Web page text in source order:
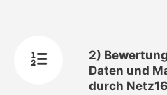
2)
Daten und
durch